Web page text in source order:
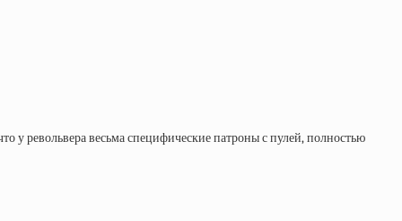
у револьвера весьма специфические патроны с пулей, полностью